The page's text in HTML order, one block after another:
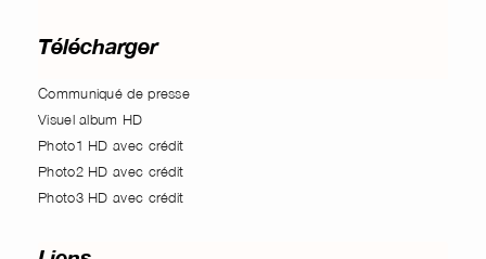
Télécharger
Communiqué de presse
Visuel album HD
Photo1 HD avec crédit
Photo2 HD avec crédit
Photo3 HD avec crédit